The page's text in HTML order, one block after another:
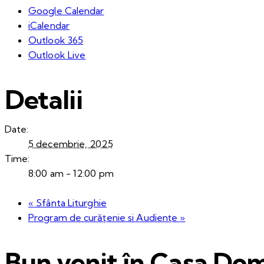
Google Calendar
iCalendar
Outlook 365
Outlook Live
Detalii
Date:
5 decembrie, 2025
Time:
8:00 am - 12:00 pm
« Sfânta Liturghie
Program de curățenie si Audiențe »